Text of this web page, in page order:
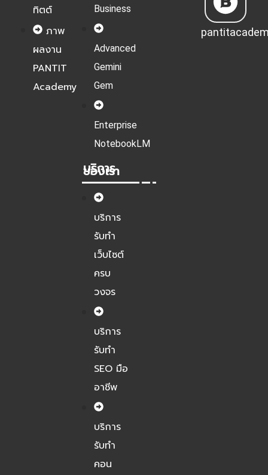
ทิตต์
ภาพ
ผลงาน
PANTIT
Academy
Business
Advanced
Gemini
Gem
Enterprise
NotebookLM
บริการ
ของเรา
บริการ
รับทำ
เว็บไซต์
ครบ
วงจร
บริการ
รับทำ
SEO มือ
อาชีพ
บริการ
รับทำ
คอน